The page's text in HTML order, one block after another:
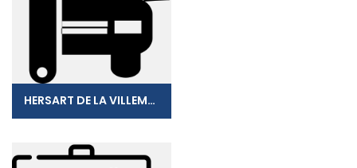
HERSART DE LA VILLEMARQUE YANN